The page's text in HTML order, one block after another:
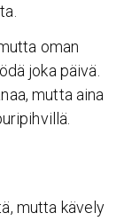
oman
joka päivä.
mutta aina
mutta kävely